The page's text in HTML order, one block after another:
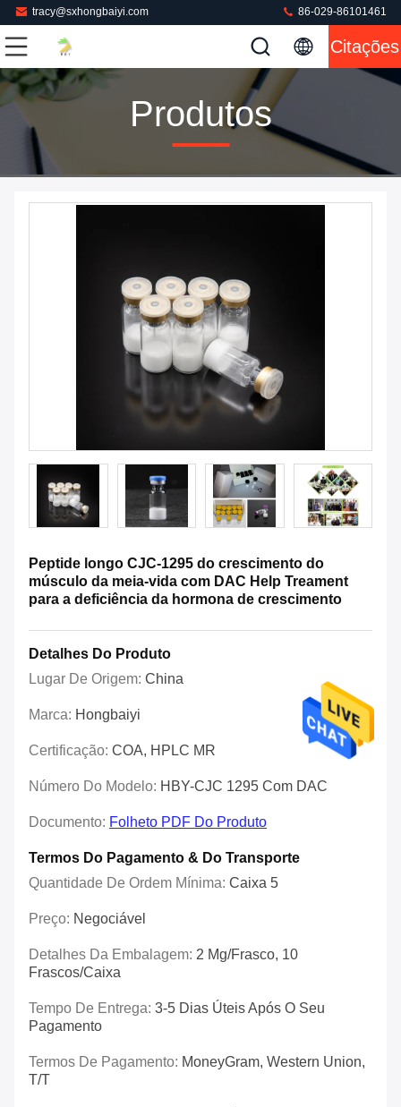
tracy@sxhongbaiyi.com 86-029-86101461
Citações
Produtos
Peptide longo CJC-1295 do crescimento do
músculo da meia-vida com DAC Help Treament
para a deficiência da hormona de crescimento
Detalhes Do Produto
Lugar De Origem: China
Marca: Hongbaiyi
Certificação: COA, HPLC MR
Número Do Modelo: HBY-CJC 1295 Com DAC
Documento: Folheto PDF Do Produto
Termos Do Pagamento & Do Transporte
Quantidade De Ordem Mínima: Caixa 5
Preço: Negociável
Detalhes Da Embalagem: 2 Mg/frasco, 10
Frascos/caixa
Tempo De Entrega: 3-5 Dias Úteis Após O Seu
Pagamento
Termos De Pagamento: MoneyGram, Western Union,
T/T